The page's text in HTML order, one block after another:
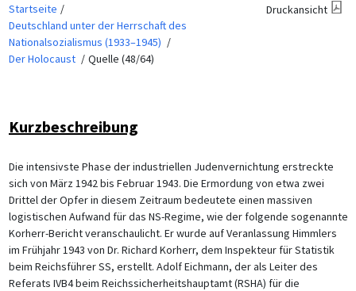
Startseite
Deutschland unter der Herrschaft des
Nationalsozialismus (1933–1945)
Der Holocaust
Quelle (48/64)
Druckansicht
Kurzbeschreibung
Die intensivste Phase der industriellen Judenvernichtung erstreckte
sich von März 1942 bis Februar 1943. Die Ermordung von etwa zwei
Drittel der Opfer in diesem Zeitraum bedeutete einen massiven
logistischen Aufwand für das NS-Regime, wie der folgende sogenannte
Korherr-Bericht veranschaulicht. Er wurde auf Veranlassung Himmlers
im Frühjahr 1943 von Dr. Richard Korherr, dem Inspekteur für Statistik
beim Reichsführer SS, erstellt. Adolf Eichmann, der als Leiter des
Referats IVB4 beim Reichssicherheitshauptamt (RSHA) für die